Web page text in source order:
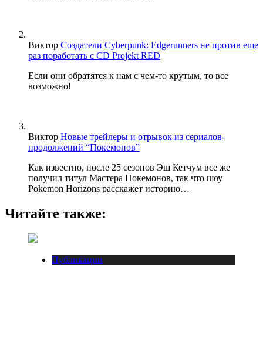
Виктор Создатели Cyberpunk: Edgerunners не против еще
раз поработать с CD Projekt RED
Если они обратятся к нам с чем-то крутым, то все
возможно!
Виктор Новые трейлеры и отрывок из сериалов-
продолжений “Покемонов”
Как известно, после 25 сезонов Эш Кетчум все же
получил титул Мастера Покемонов, так что шоу
Pokemon Horizons расскажет историю…
Читайте также:
Публикации